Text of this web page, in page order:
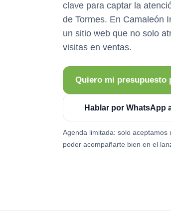
clave para captar la
de Tormes. En Camaleón
un sitio web que no solo
visitas en ventas.
Quiero mi presupuesto
Hablar por WhatsApp
Agenda limitada: solo
poder acompañarte bien en el